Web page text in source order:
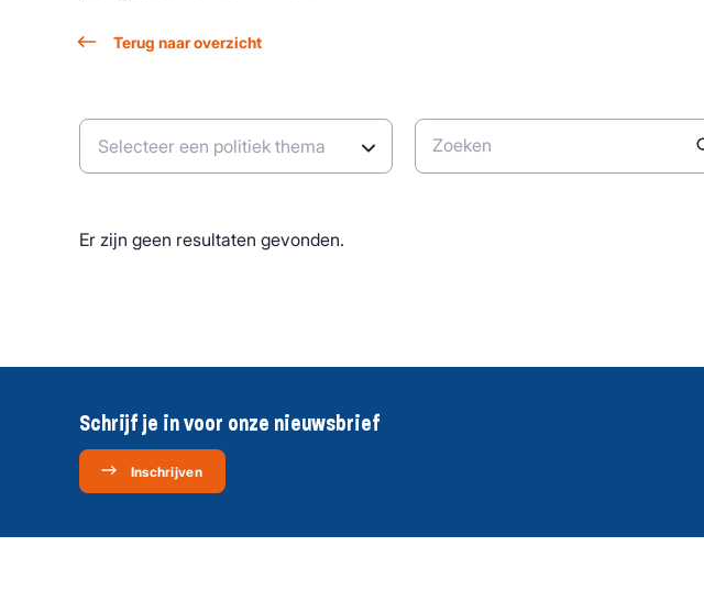
Terug naar overzicht
Zoeken
Er zijn geen resultaten gevonden.
Schrijf je in voor onze nieuwsbrief
Inschrijven